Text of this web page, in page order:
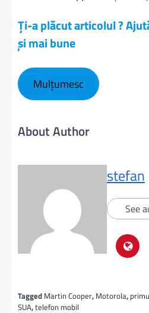
Ți-a plăcut articolul ?
și mai bune
Mulțumesc
About Author
stefan
See
Tagged Martin Cooper, Motorola,
SUA,telefon mobil